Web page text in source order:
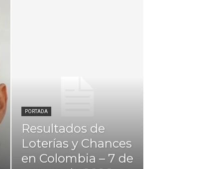
PORTADA
Resultados de
Loterías y Chances
en Colombia – 7 de